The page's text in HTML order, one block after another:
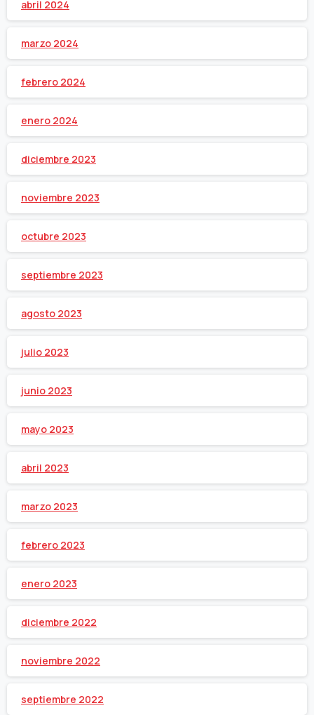
abril 2024
marzo 2024
febrero 2024
enero 2024
diciembre 2023
noviembre 2023
octubre 2023
septiembre 2023
agosto 2023
julio 2023
junio 2023
mayo 2023
abril 2023
marzo 2023
febrero 2023
enero 2023
diciembre 2022
noviembre 2022
septiembre 2022